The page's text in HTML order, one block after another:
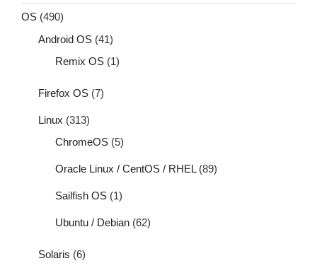
OS (490)
Android OS (41)
Remix OS (1)
Firefox OS (7)
Linux (313)
ChromeOS (5)
Oracle Linux / CentOS / RHEL(89)
Sailfish OS (1)
Ubuntu / Debian (62)
Solaris (6)